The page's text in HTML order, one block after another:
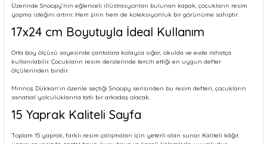
Üzerinde Snoopy’nin eğlenceli illüstrasyonları bulunan kapak, çocukların resim
yapma isteğini artırır. Hem şirin hem de koleksiyonluk bir görünüme sahiptir.
17x24 cm Boyutuyla İdeal Kullanım
Orta boy ölçüsü sayesinde çantalara kolayca sığar, okulda ve evde rahatça
kullanılabilir. Çocukların resim derslerinde tercih ettiği en uygun defter
ölçülerinden biridir.
Minnoş Dükkan’ın özenle seçtiği Snoopy serisinden bu resim defteri, çocukların
sanatsal yolculuklarına tatlı bir arkadaş olacak.
15 Yaprak Kaliteli Sayfa
Toplam 15 yaprak, farklı resim çalışmaları için yeterli alan sunar. Kaliteli kâğıt